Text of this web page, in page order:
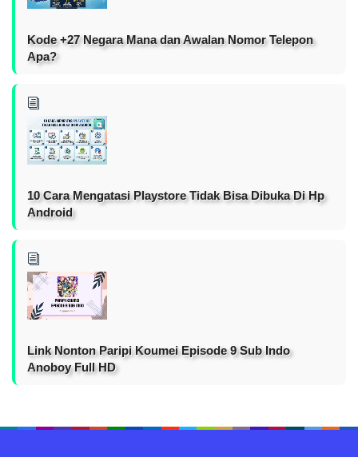
Kode +27 Negara Mana dan Awalan Nomor Telepon
Apa?
10 Cara Mengatasi Playstore Tidak Bisa Dibuka Di Hp
Android
Link Nonton Paripi Koumei Episode 9 Sub Indo
Anoboy Full HD